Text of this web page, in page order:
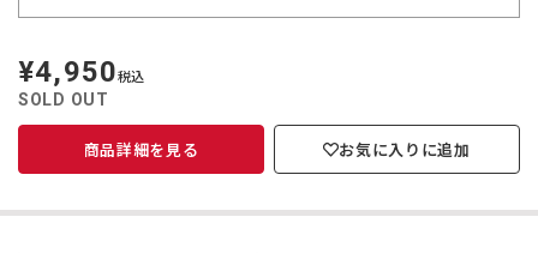
定
価
¥4,950税込
SOLD OUT
商品詳細を見る お気に入りに追加